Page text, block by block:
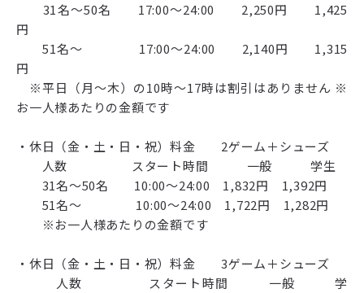
31名～50名 17:00～24:00 2,250円 1,425
円
51名～ 17:00～24:00 2,140円 1,315
円
※平日（月～木）の10時～17時は割引はありません ※
お一人様あたりの金額です
・休日（金・土・日・祝）料金 2ゲーム＋シューズ
人数 スタート時間 一般 学生
31名～50名 10:00～24:00 1,832円 1,392円
51名～ 10:00～24:00 1,722円 1,282円
※お一人様あたりの金額です
・休日（金・土・日・祝）料金 3ゲーム＋シューズ
人数 スタート時間 一般 学